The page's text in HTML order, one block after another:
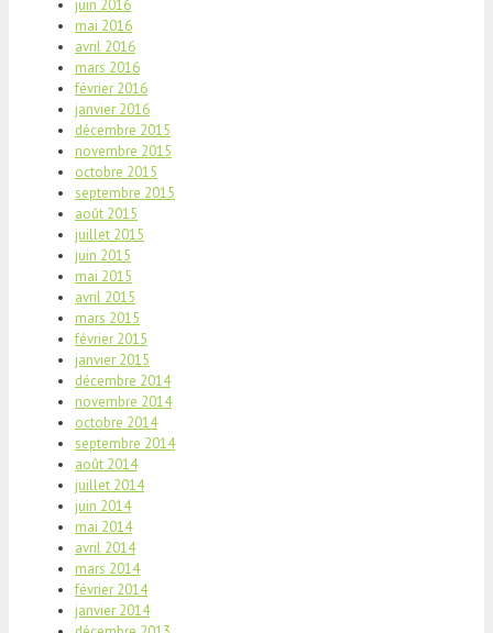
juin 2016
mai 2016
avril 2016
mars 2016
février 2016
janvier 2016
décembre 2015
novembre 2015
octobre 2015
septembre 2015
août 2015
juillet 2015
juin 2015
mai 2015
avril 2015
mars 2015
février 2015
janvier 2015
décembre 2014
novembre 2014
octobre 2014
septembre 2014
août 2014
juillet 2014
juin 2014
mai 2014
avril 2014
mars 2014
février 2014
janvier 2014